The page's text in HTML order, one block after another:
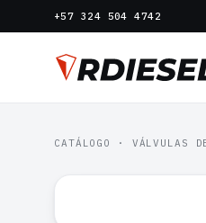
+57 324 504 4742
CATÁLOGO · VÁLVULAS